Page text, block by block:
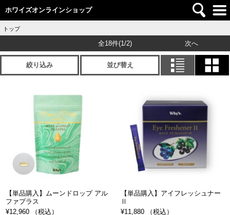
ホワイズオンラインショップ
トップ
全18件(1/2) 次へ
絞り込み 並び替え
【単品購入】ムーンドロップ アル
ファプラス
¥12,960 （税込）
【単品購入】アイフレッシュナー
Ⅱ
¥11,880 （税込）